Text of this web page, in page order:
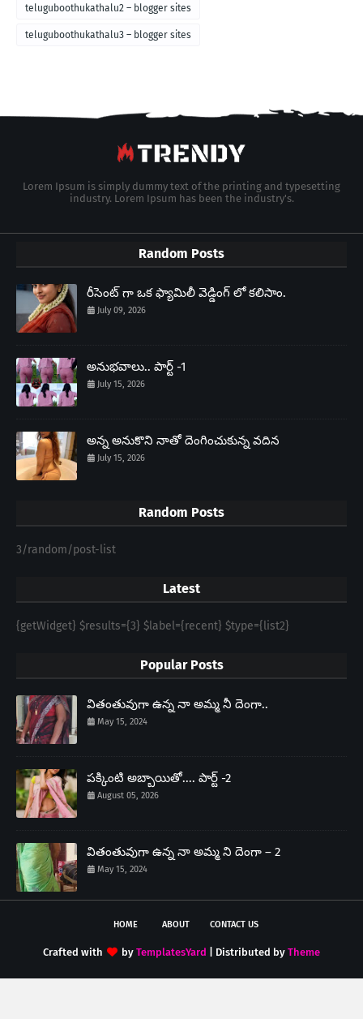
teluguboothukathalu2 – blogger sites
teluguboothukathalu3 – blogger sites
Lorem Ipsum is simply dummy text of the printing and typesetting
industry. Lorem Ipsum has been the industry's.
Random Posts
రీసెంట్ గా ఒక ఫ్యామిలీ వెడ్డింగ్ లో కలిసాం.
July 09, 2026
అనుభవాలు.. పార్ట్ -1
July 15, 2026
అన్న అనుకొని నాతో దెంగించుకున్న వదిన
July 15, 2026
Random Posts
3/random/post-list
Latest
{getWidget} $results={3} $label={recent} $type={list2}
Popular Posts
వితంతువుగా ఉన్న నా అమ్మ నీ దెంగా..
May 15, 2024
పక్కింటి అబ్బాయితో.... పార్ట్ -2
August 05, 2026
వితంతువుగా ఉన్న నా అమ్మ ని దెంగా – 2
May 15, 2024
HOME ABOUT CONTACT US
Crafted with by TemplatesYard | Distributed by Theme